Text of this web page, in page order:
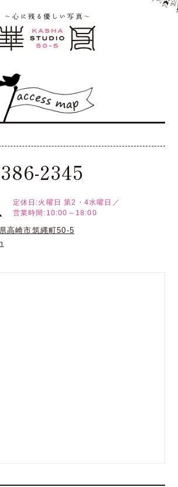
2345
定休日:火曜日 第2・4水曜日／
営業時間:10:00～18:00
高崎市筑縄町50-5